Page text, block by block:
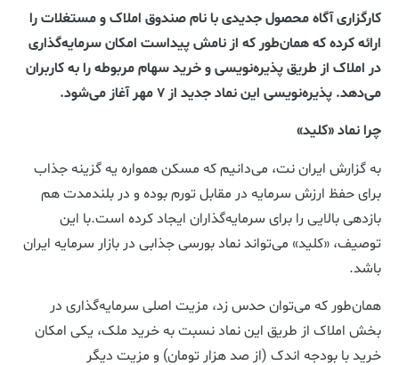
کارگزاری آگاه محصول جدیدی با نام صندوق املاک و مستغلات را
ارائه کرده که همان‌طور که از نامش پیداست امکان سرمایه‌گذاری
در املاک از طریق پذیره‌نویسی و خرید سهام مربوطه را به کاربران
می‌دهد. پذیره‌نویسی این نماد جدید از ۷ مهر آغاز می‌شود.
چرا نماد «کلید»
به گزارش ایران نت، می‌دانیم که مسکن همواره یه گزینه جذاب
برای حفظ ارزش سرمایه در مقابل تورم بوده و در بلندمدت هم
بازدهی بالایی را برای سرمایه‌گذاران ایجاد کرده است.با این
توصیف، «کلید» می‌تواند نماد بورسی جذابی در بازار سرمایه ایران
باشد.
همان‌طور که می‌توان حدس زد، مزیت اصلی سرمایه‌گذاری در
بخش املاک از طریق این نماد نسبت به خرید ملک، یکی امکان
خرید با بودجه اندک (از صد هزار تومان) و مزیت دیگر